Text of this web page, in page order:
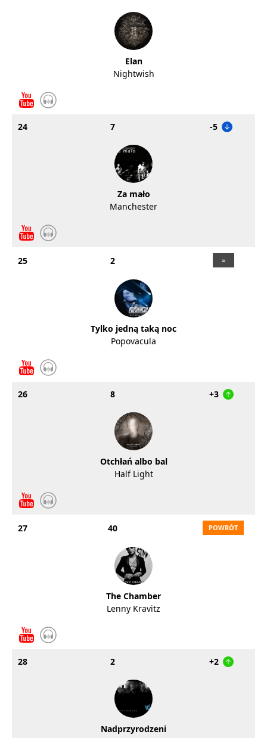
Elan
Nightwish
24 7 -5
Za mało
Manchester
25 2
Tylko jedną taką noc
Popovacula
26 8 +3
Otchłań albo bal
Half Light
27 40
The Chamber
Lenny Kravitz
28 2 +2
Nadprzyrodzeni